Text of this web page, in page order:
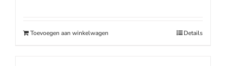
Toevoegen aan winkelwagen Details